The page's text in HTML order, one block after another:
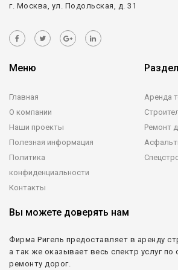
г. Москва, ул. Подольская, д. 31
Меню
Главная
О компании
Наши проекты
Полезная информация
Политика
конфиденциальности
Контакты
Аренда
Ремонт
Вы можете доверять нам
Фирма Ригель предоставляет в аренду
а так же оказывает весь спектр услуг по
ремонту дорог.